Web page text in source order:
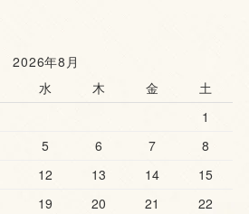
2026年8月
水 木 金
土
1
5 6 7
8
12 13 14
15
19 20 21
22